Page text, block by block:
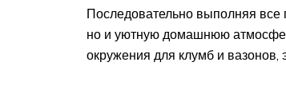
Последовательно выполняя все
но и уютную домашнюю
окружения для клумб и